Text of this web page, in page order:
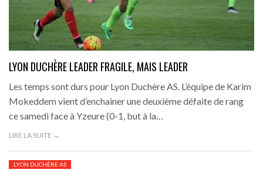
LYON DUCHÈRE LEADER FRAGILE, MAIS LEADER
Les temps sont durs pour Lyon Duchère AS. L’équipe de Karim
Mokeddem vient d’enchainer une deuxième défaite de rang
ce samedi face à Yzeure (0-1, but à la…
LIRE LA SUITE →
LYON DUCHÈRE AS